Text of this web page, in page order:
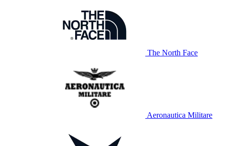
The North Face
Aeronautica Militare